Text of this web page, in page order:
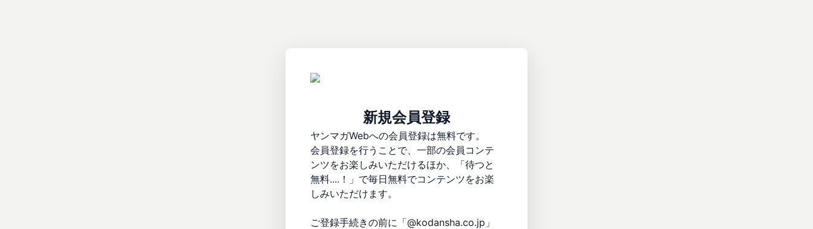
新規会員登録
ヤンマガWebへの会員登録は無料です。
会員登録を行うことで、一部の会員コンテ
ンツをお楽しみいただけるほか、「待つと
無料....！」で毎日無料でコンテンツをお楽
しみいただけます。
ご登録手続きの前に「@kodansha.co.jp」